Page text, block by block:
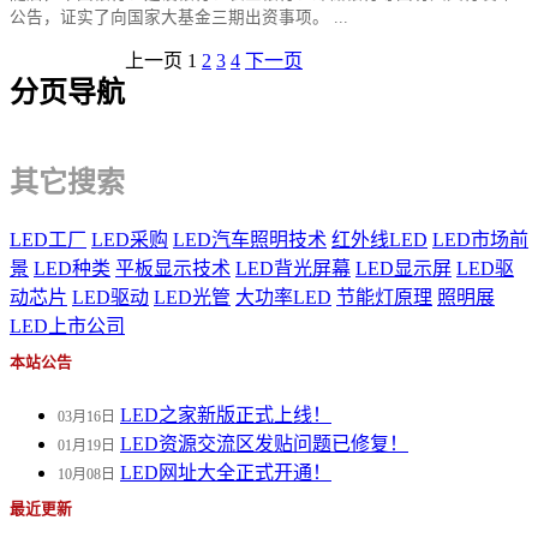
公告，证实了向国家大基金三期出资事项。 ...
分页导航
上一页 1 2 3 4 下一页
其它搜索
LED工厂 LED采购 LED汽车照明技术 红外线LED LED市场前
景 LED种类 平板显示技术 LED背光屏幕 LED显示屏 LED驱
动芯片 LED驱动 LED光管 大功率LED 节能灯原理 照明展
LED上市公司
本站公告
03月16日 LED之家新版正式上线！
01月19日 LED资源交流区发贴问题已修复！
10月08日 LED网址大全正式开通！
最近更新